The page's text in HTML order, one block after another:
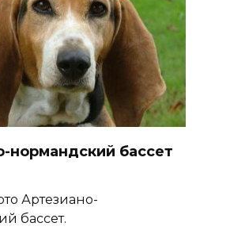
нормандский бассет
Артезиано-
бассет.